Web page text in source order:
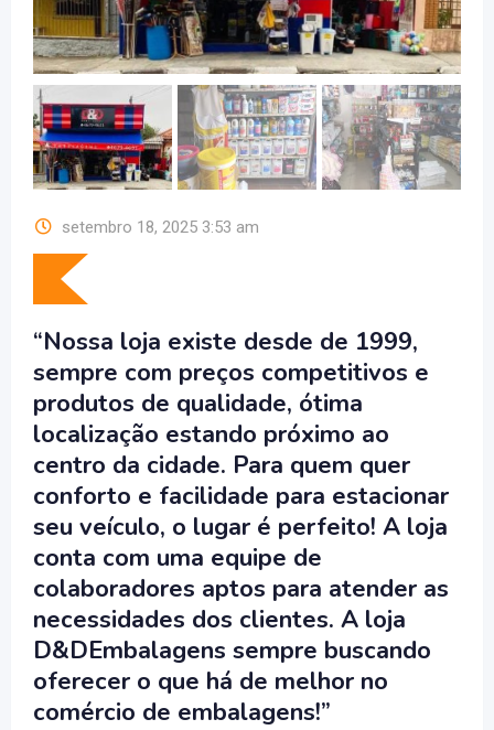
setembro 18, 2025 3:53 am
“Nossa loja existe desde de 1999,
sempre com preços competitivos e
produtos de qualidade, ótima
localização estando próximo ao
centro da cidade. Para quem quer
conforto e facilidade para estacionar
seu veículo, o lugar é perfeito! A loja
conta com uma equipe de
colaboradores aptos para atender as
necessidades dos clientes. A loja
D&DEmbalagens sempre buscando
oferecer o que há de melhor no
comércio de embalagens!”